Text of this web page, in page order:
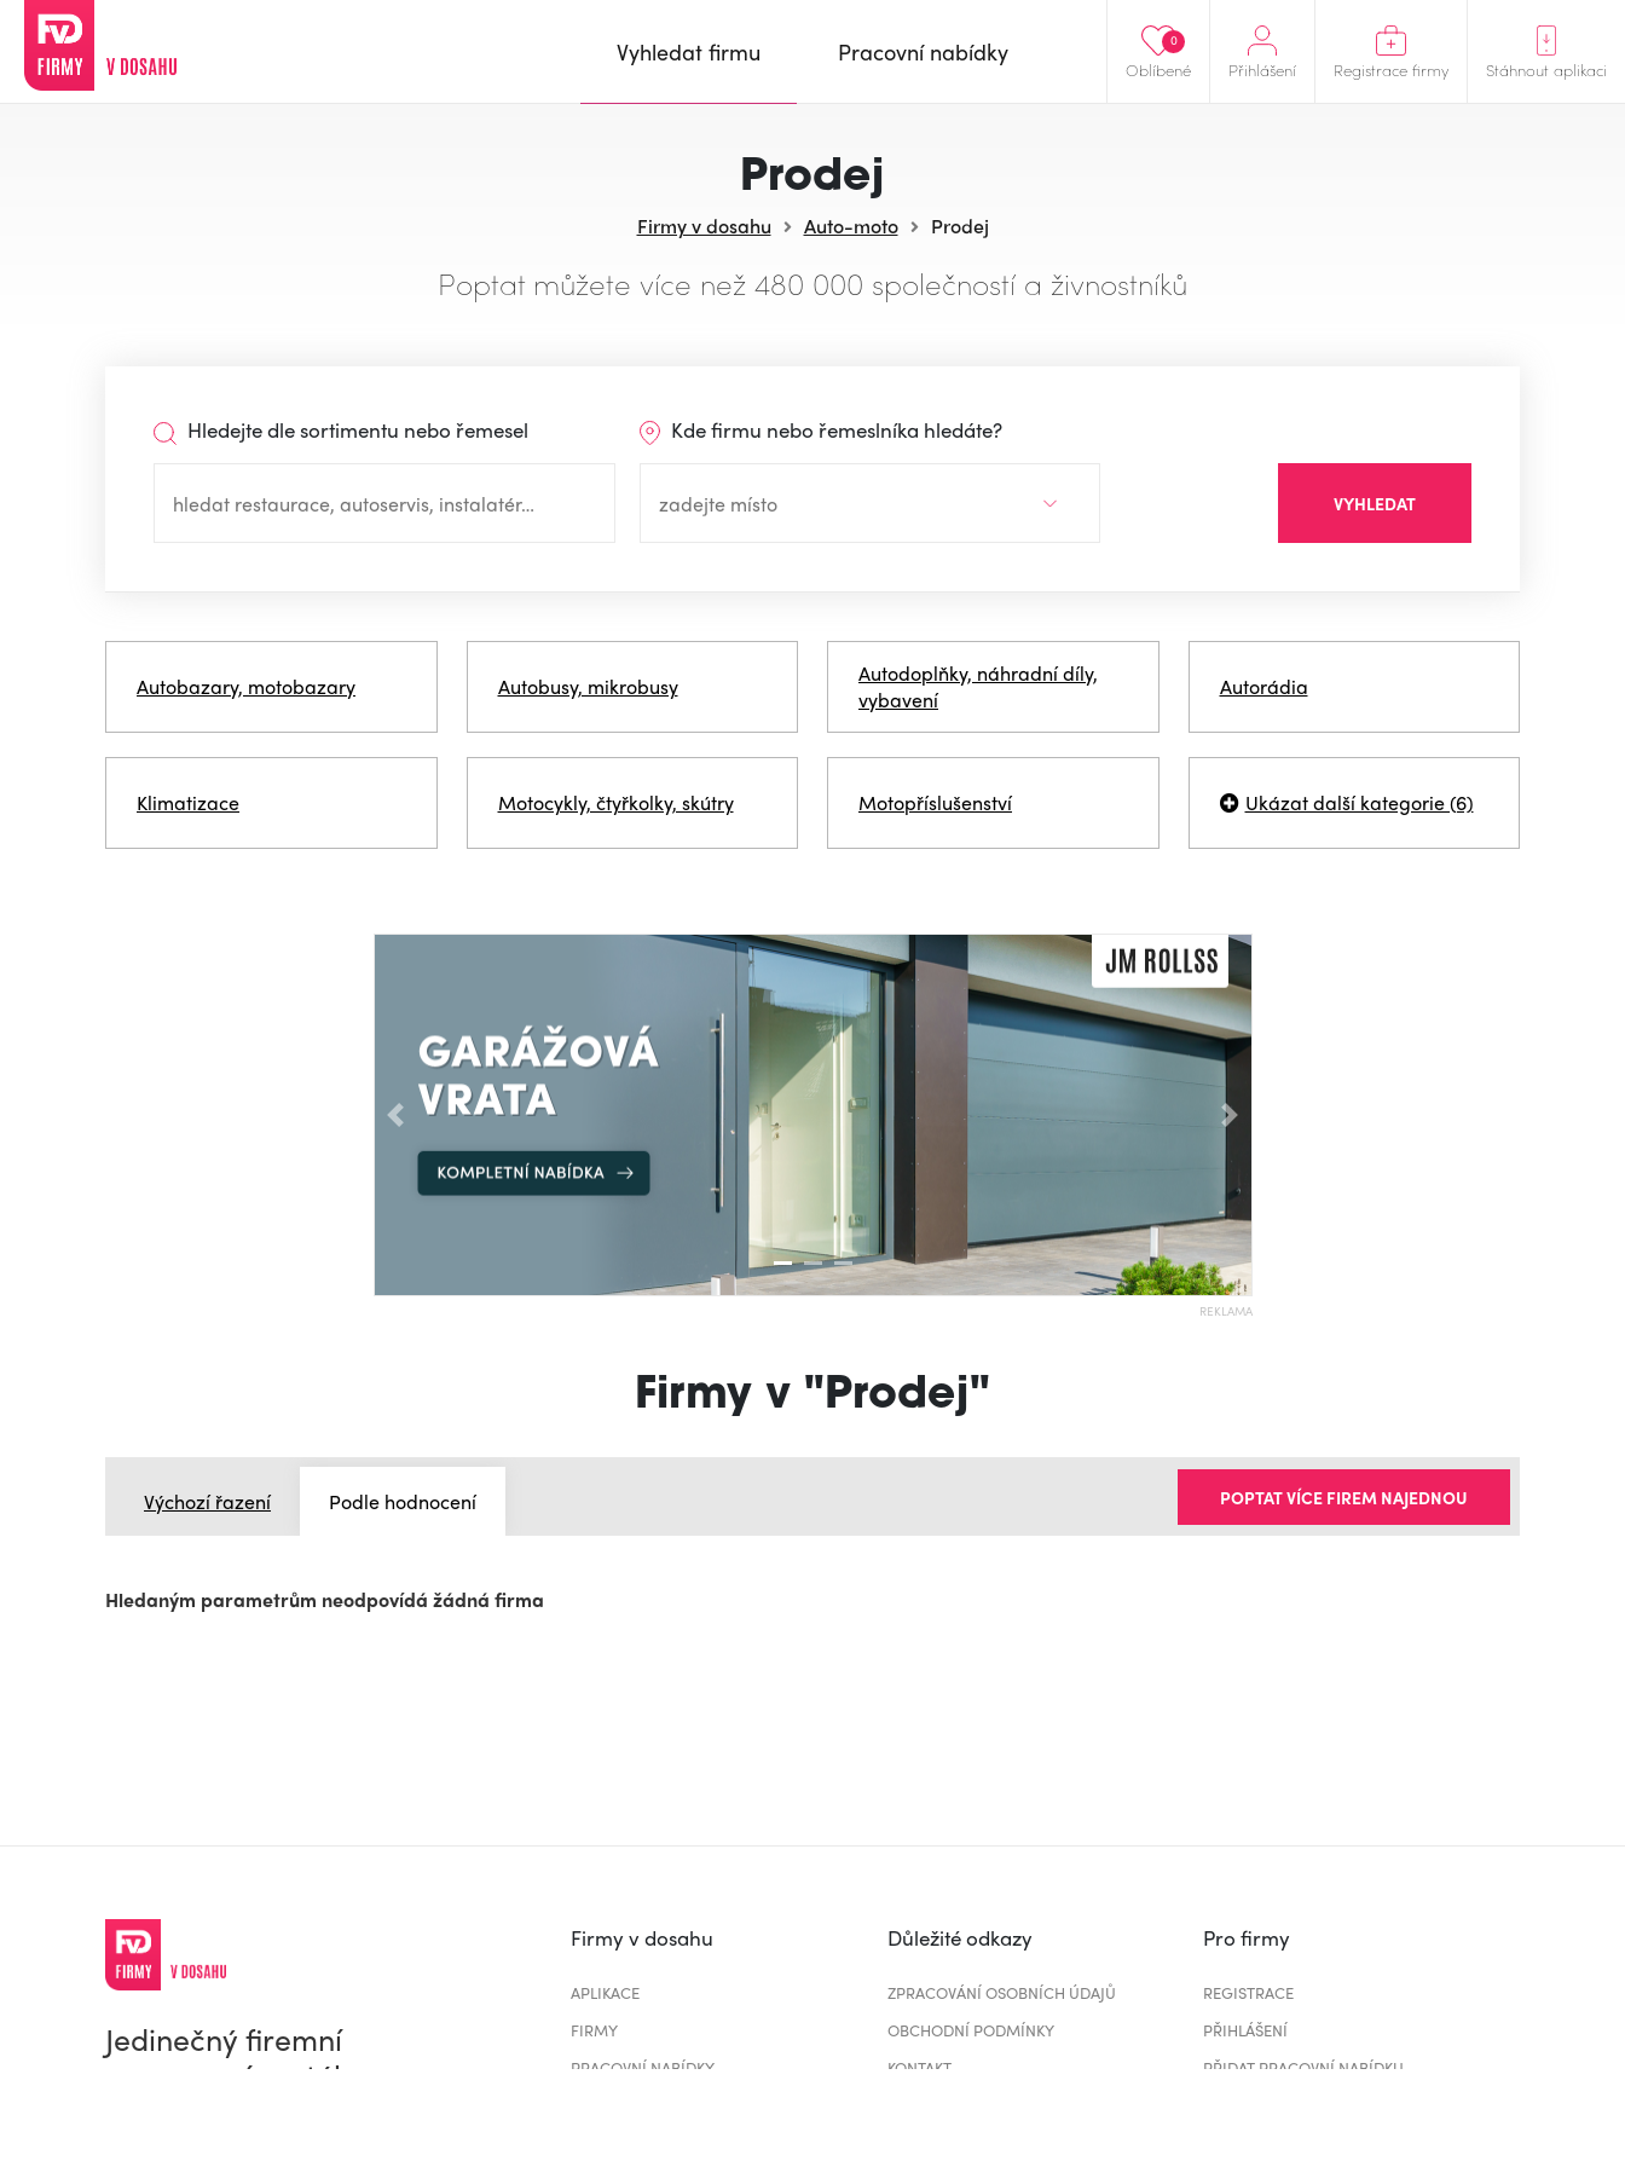
Oblíbené
0
Přihlášení Registrace firmy Stáhnout aplikaci
Vyhledat firmu Pracovní nabídky
Prodej
Firmy v dosahu Auto-moto Prodej
Poptat můžete více než 480 000 společností a živnostníků
Hledejte dle sortimentu nebo řemesel Kde firmu nebo řemeslníka hledáte?
VYHLEDAT
Autobazary, motobazary Autobusy, mikrobusy
Autodoplňky, náhradní díly,
vybavení
Autorádia
Klimatizace Motocykly, čtyřkolky, skútry Motopříslušenství Ukázat další kategorie (6)
Předchozí Následující
REKLAMA
Firmy v "Prodej"
Výchozí řazení Podle hodnocení POPTAT VÍCE FIREM NAJEDNOU
Hledaným parametrům neodpovídá žádná firma
Jedinečný firemní
a pracovní portál
Firmy v dosahu
APLIKACE
FIRMY
PRACOVNÍ NABÍDKY
Důležité odkazy
ZPRACOVÁNÍ OSOBNÍCH ÚDAJŮ
OBCHODNÍ PODMÍNKY
KONTAKT
Pro firmy
REGISTRACE
PŘIHLÁŠENÍ
PŘIDAT PRACOVNÍ NABÍDKU